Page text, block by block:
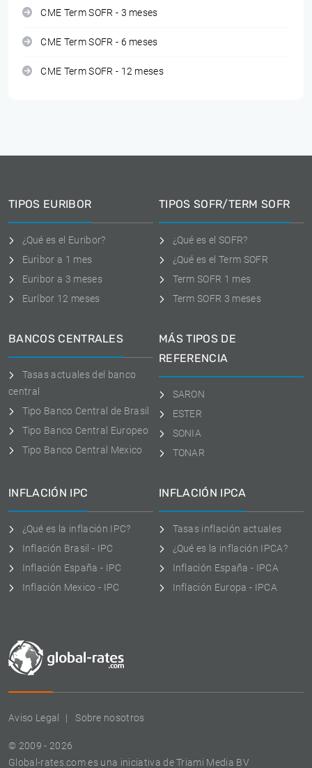
CME Term SOFR - 3 meses
CME Term SOFR - 6 meses
CME Term SOFR - 12 meses
Aviso Legal Sobre nosotros
© 2009 - 2026
Global-rates.com es una iniciativa de Triami Media BV
TIPOS EURIBOR
¿Qué es el Euribor?
Euribor a 1 mes
Euribor a 3 meses
Euríbor 12 meses
TIPOS SOFR/TERM SOFR
¿Qué es el SOFR?
¿Qué es el Term SOFR
Term SOFR 1 mes
Term SOFR 3 meses
BANCOS CENTRALES
Tasas actuales del banco
central
Tipo Banco Central de Brasil
Tipo Banco Central Europeo
Tipo Banco Central Mexico
MÁS TIPOS DE
REFERENCIA
SARON
ESTER
SONIA
TONAR
INFLACIÓN IPC
¿Qué es la inflación IPC?
Inflación Brasil - IPC
Inflación España - IPC
Inflación Mexico - IPC
INFLACIÓN IPCA
Tasas inflación actuales
¿Qué es la inflación IPCA?
Inflación España - IPCA
Inflación Europa - IPCA